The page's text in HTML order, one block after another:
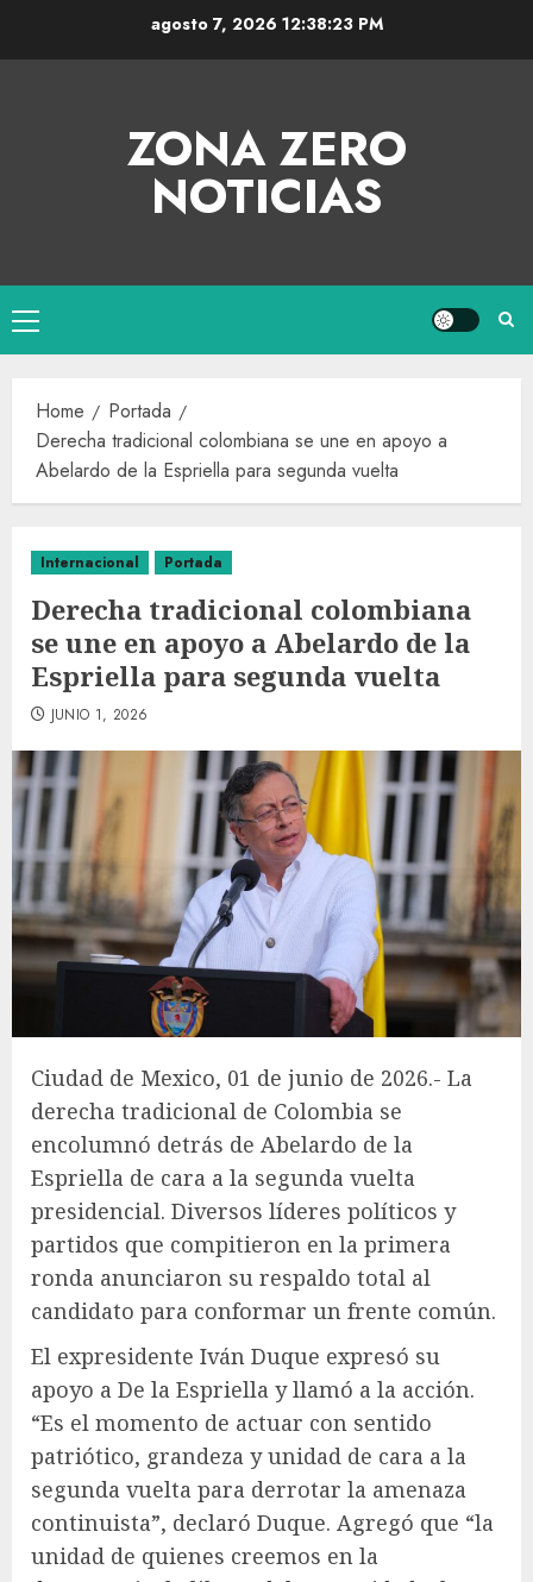
agosto 7, 2026 12:38:24 PM
ZONA ZERO
NOTICIAS
Home
Portada
Derecha tradicional colombiana se une en apoyo a
Abelardo de la Espriella para segunda vuelta
Internacional Portada
Derecha tradicional colombiana
se une en apoyo a Abelardo de la
Espriella para segunda vuelta
JUNIO 1, 2026
Ciudad de Mexico, 01 de junio de 2026.- La
derecha tradicional de Colombia se
encolumnó detrás de Abelardo de la
Espriella de cara a la segunda vuelta
presidencial. Diversos líderes políticos y
partidos que compitieron en la primera
ronda anunciaron su respaldo total al
candidato para conformar un frente común.
El expresidente Iván Duque expresó su
apoyo a De la Espriella y llamó a la acción.
“Es el momento de actuar con sentido
patriótico, grandeza y unidad de cara a la
segunda vuelta para derrotar la amenaza
continuista”, declaró Duque. Agregó que “la
unidad de quienes creemos en la